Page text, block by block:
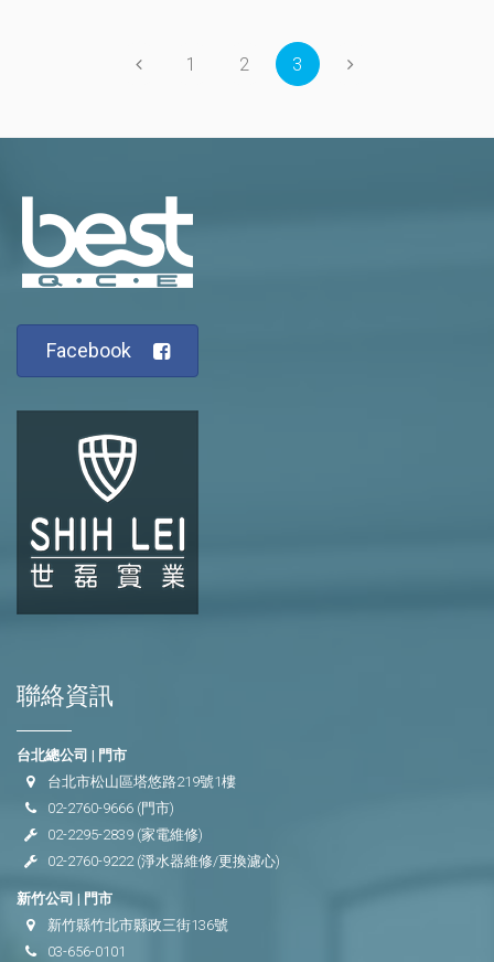
1 2 3
Facebook
聯絡資訊
台北總公司 | 門市
台北市松山區塔悠路219號1樓
02-2760-9666 (門市)
02-2295-2839 (家電維修)
02-2760-9222(淨水器維修/更換濾心)
新竹公司 | 門市
新竹縣竹北市縣政三街136號
03-656-0101